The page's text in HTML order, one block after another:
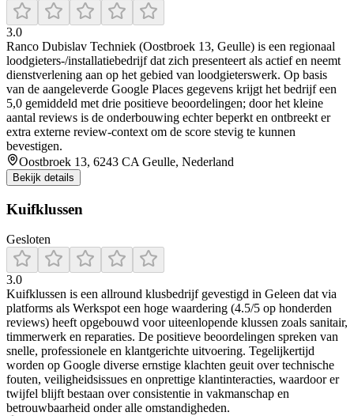
3.0
Ranco Dubislav Techniek (Oostbroek 13, Geulle) is een regionaal
loodgieters-/installatiebedrijf dat zich presenteert als actief en neemt
dienstverlening aan op het gebied van loodgieterswerk. Op basis
van de aangeleverde Google Places gegevens krijgt het bedrijf een
5,0 gemiddeld met drie positieve beoordelingen; door het kleine
aantal reviews is de onderbouwing echter beperkt en ontbreekt er
extra externe review-context om de score stevig te kunnen
bevestigen.
Oostbroek 13, 6243 CA Geulle, Nederland
Bekijk details
Kuifklussen
Gesloten
3.0
Kuifklussen is een allround klusbedrijf gevestigd in Geleen dat via
platforms als Werkspot een hoge waardering (4.5/5 op honderden
reviews) heeft opgebouwd voor uiteenlopende klussen zoals sanitair,
timmerwerk en reparaties. De positieve beoordelingen spreken van
snelle, professionele en klantgerichte uitvoering. Tegelijkertijd
worden op Google diverse ernstige klachten geuit over technische
fouten, veiligheidsissues en onprettige klantinteracties, waardoor er
twijfel blijft bestaan over consistentie in vakmanschap en
betrouwbaarheid onder alle omstandigheden.